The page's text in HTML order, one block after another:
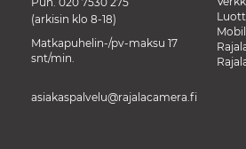
(arkisin klo 8-18)
Matkapuhelin-/pv-maksu 17
snt/min.
asiakaspalvelu@rajalacamera.fi